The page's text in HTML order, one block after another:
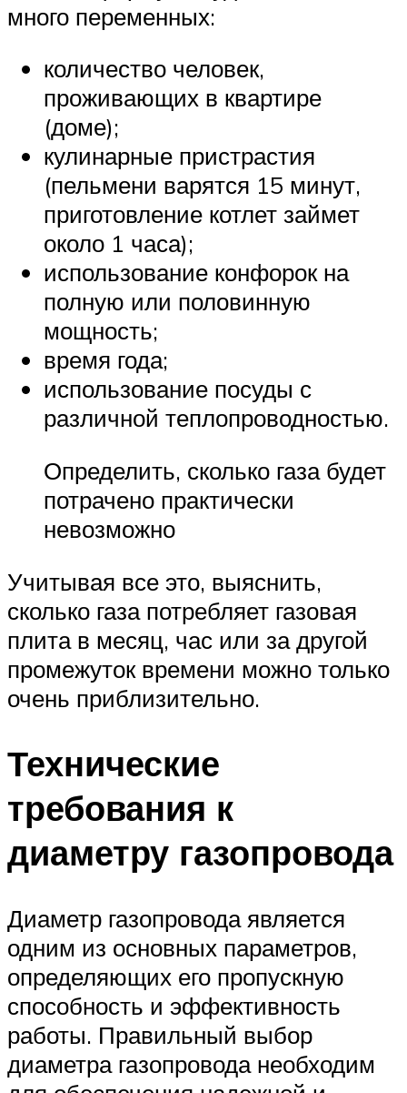
много переменных:
количество человек,
проживающих в квартире
(доме);
кулинарные пристрастия
(пельмени варятся 15 минут,
приготовление котлет займет
около 1 часа);
использование конфорок на
полную или половинную
мощность;
время года;
использование посуды с
различной теплопроводностью.
Определить, сколько газа будет
потрачено практически
невозможно
Учитывая все это, выяснить,
сколько газа потребляет газовая
плита в месяц, час или за другой
промежуток времени можно только
очень приблизительно.
Технические
требования к
диаметру газопровода
Диаметр газопровода является
одним из основных параметров,
определяющих его пропускную
способность и эффективность
работы. Правильный выбор
диаметра газопровода необходим